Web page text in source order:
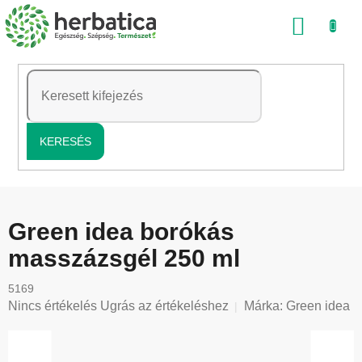
Ugrás
a
tartalomhoz
KERESÉS
Green idea borókás
masszázsgél 250 ml
5169
A
Nincs értékelés Ugrás az értékeléshez Márka: Green idea